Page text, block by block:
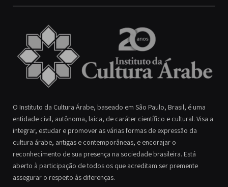
O Instituto da Cultura Árabe, baseado em São Paulo, Brasil, é uma
entidade civil, autônoma, laica, de caráter científico e cultural. Visa a
integrar, estudar e promover as várias formas de expressão da
cultura árabe, antigas e contemporâneas, e encorajar o
reconhecimento de sua presença na sociedade brasileira. Está
aberto à participação de todos os que acreditam ser premente
assegurar o respeito às diferenças.